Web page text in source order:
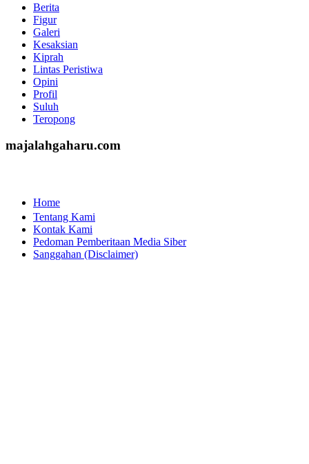
Berita
Figur
Galeri
Kesaksian
Kiprah
Lintas Peristiwa
Opini
Profil
Suluh
Teropong
majalahgaharu.com
Home
Tentang Kami
Kontak Kami
Pedoman Pemberitaan Media Siber
Sanggahan (Disclaimer)